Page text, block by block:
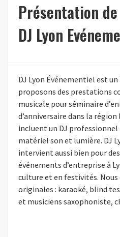
Présentation
DJ Lyon
DJ Lyon Événementiel est un
proposons des prestations
musicale pour séminaire
d’anniversaire dans la région
incluent un DJ
matériel son et lumière. DJ
intervient aussi bien pour
événements d’entreprise à
culture et en festivités.
originales : karaoké, blind
et musiciens saxophoniste,